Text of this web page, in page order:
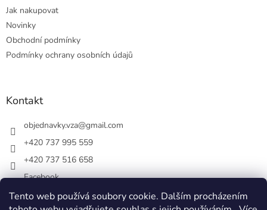
Tento web používá soubory cookie. Dalším procházením
Jak nakupovat
Novinky
Obchodní podmínky
Podmínky ochrany osobních údajů
Kontakt
objednavky.vza@gmail.com
+420 737 995 559
+420 737 516 658
Facebook
vsezakatu/